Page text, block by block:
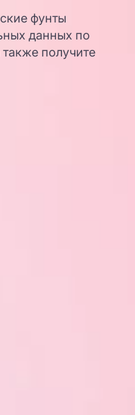
фунты
данных по
получите